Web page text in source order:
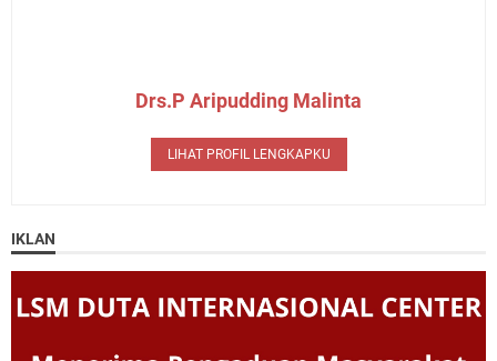
Drs.P Aripudding Malinta
LIHAT PROFIL LENGKAPKU
IKLAN